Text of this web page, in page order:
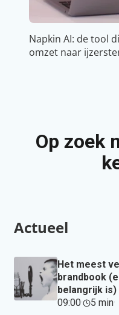
Napkin AI: de tool
omzet naar
Op zoek
Actueel
Het meest
brandbook
belangrijk is)
09:00· 5 min·